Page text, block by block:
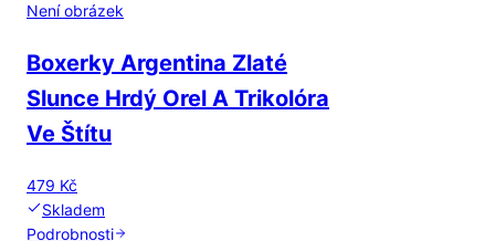
Není obrázek
Boxerky Argentina Zlaté
Slunce Hrdý Orel A Trikolóra
Ve Štítu
479 Kč
Skladem
Podrobnosti